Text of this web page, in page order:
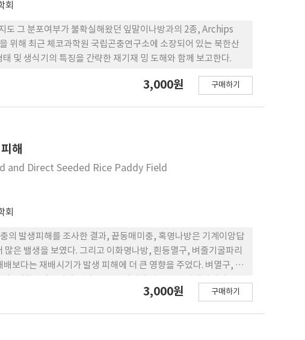
회
도 그 분포여부가 불확실해왔던 잎말이나방과의 2종, Archips
최근 체코과학원 국립곤충연구소에 소장되어 있는 북한산
및 생식기의 특징을 간략한 재기재 밍 도해와 함께 보고한다.
3,000원 구매하기
해
Direct Seeded Rice Paddy Field
회
의 발생피해를 조사한 결과, 끝동매미충, 혹명나방은 기계이앙답
은 밸생을 보였다. 그리고 이화명나방, 흰등멸구, 벼줄기굴파리
보다는 재배시기가 발생 피해에 더 큰 영향을 주었다. 벼멸구, 흰
3,000원 구매하기